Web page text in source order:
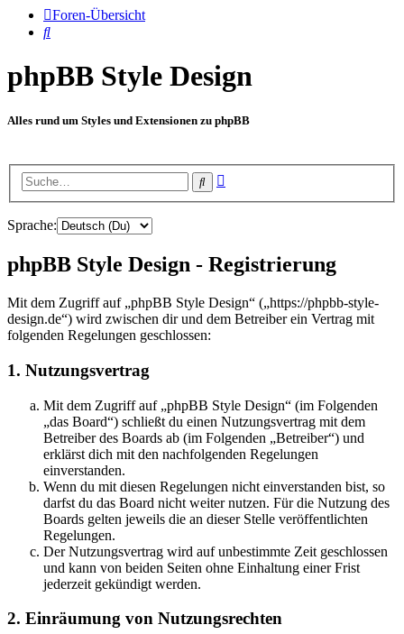
Foren-Übersicht
Suche
phpBB Style Design
Alles rund um Styles und Extensionen zu phpBB
Suche
Sprache:
phpBB Style Design - Registrierung
Mit dem Zugriff auf „phpBB Style Design“ („https://phpbb-style-
design.de“) wird zwischen dir und dem Betreiber ein Vertrag mit
folgenden Regelungen geschlossen:
1. Nutzungsvertrag
Mit dem Zugriff auf „phpBB Style Design“ (im Folgenden
„das Board“) schließt du einen Nutzungsvertrag mit dem
Betreiber des Boards ab (im Folgenden „Betreiber“) und
erklärst dich mit den nachfolgenden Regelungen
einverstanden.
Wenn du mit diesen Regelungen nicht einverstanden bist, so
darfst du das Board nicht weiter nutzen. Für die Nutzung des
Boards gelten jeweils die an dieser Stelle veröffentlichten
Regelungen.
Der Nutzungsvertrag wird auf unbestimmte Zeit geschlossen
und kann von beiden Seiten ohne Einhaltung einer Frist
jederzeit gekündigt werden.
2. Einräumung von Nutzungsrechten